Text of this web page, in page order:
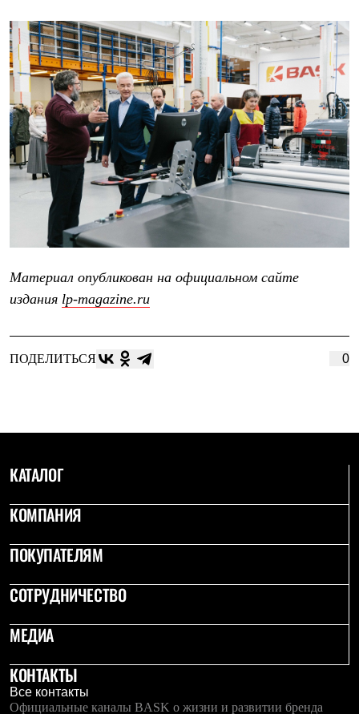
Материал опубликован на официальном сайте
издания lp-magazine.ru
ПОДЕЛИТЬСЯ 0
КАТАЛОГ
КОМПАНИЯ
ПОКУПАТЕЛЯМ
СОТРУДНИЧЕСТВО
МЕДИА
КОНТАКТЫ
Все контакты
Официальные каналы BASK о жизни и развитии бренда